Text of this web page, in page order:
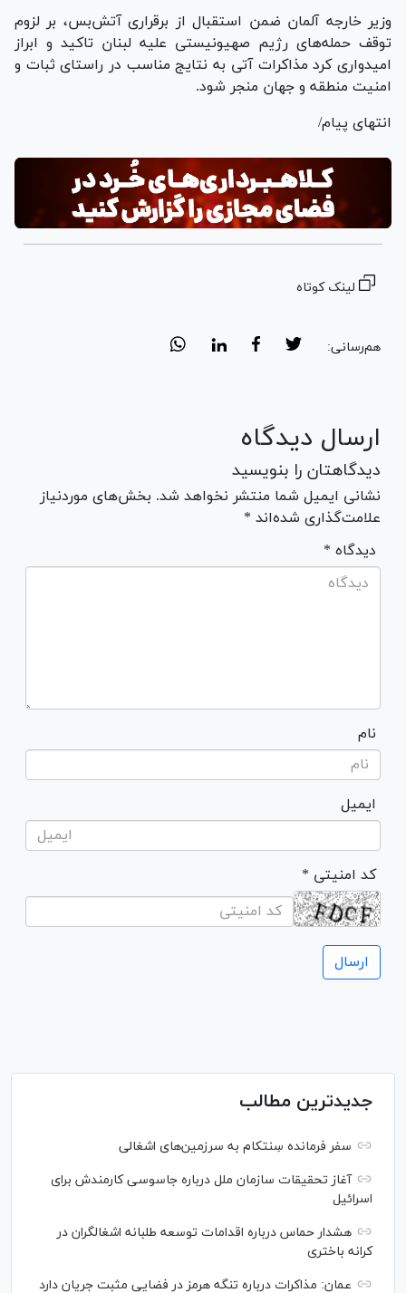
وزیر خارجه آلمان ضمن استقبال از برقراری آتش‌بس، بر لزوم
توقف حمله‌های رژیم صهیونیستی علیه لبنان تاکید و ابراز
امیدواری کرد مذاکرات آتی به نتایج مناسب در راستای ثبات و
امنیت منطقه و جهان منجر شود.
انتهای پیام/
لینک کوتاه
هم‌رسانی:
ارسال دیدگاه
دیدگاهتان را بنویسید
نشانی ایمیل شما منتشر نخواهد شد. بخش‌های موردنیاز
علامت‌گذاری شده‌اند *
* دیدگاه
نام
ایمیل
* کد امنیتی
جدیدترین مطالب
سفر فرمانده سِنتکام به سرزمین‌های اشغالی
آغاز تحقیقات سازمان ملل درباره جاسوسی کارمندش برای
اسرائیل
هشدار حماس درباره اقدامات توسعه طلبانه اشغالگران در
کرانه باختری
عمان: مذاکرات درباره تنگه هرمز در فضایی مثبت جریان دارد